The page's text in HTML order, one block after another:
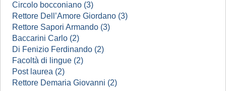
Circolo bocconiano (3)
Rettore Dell’Amore Giordano (3)
Rettore Sapori Armando (3)
Baccarini Carlo (2)
Di Fenizio Ferdinando (2)
Facoltà di lingue (2)
Post laurea (2)
Rettore Demaria Giovanni (2)